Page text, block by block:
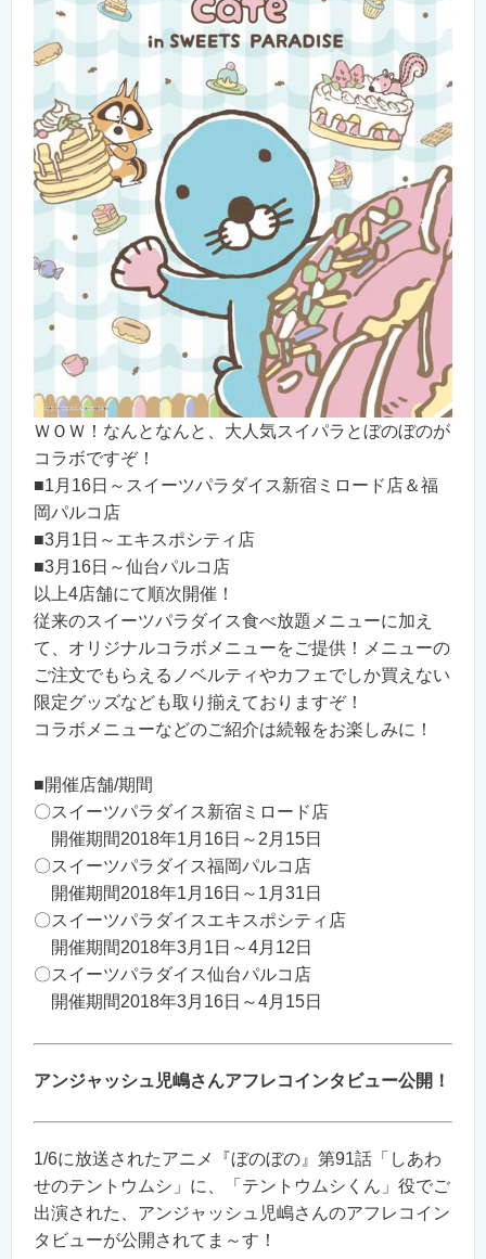
ＷＯＷ！なんとなんと、大人気スイパラとぼのぼのが
コラボですぞ！
■1月16日～スイーツパラダイス新宿ミロード店＆福
岡パルコ店
■3月1日～エキスポシティ店
■3月16日～仙台パルコ店
以上4店舗にて順次開催！
従来のスイーツパラダイス食べ放題メニューに加え
て、オリジナルコラボメニューをご提供！メニューの
ご注文でもらえるノベルティやカフェでしか買えない
限定グッズなども取り揃えておりますぞ！
コラボメニューなどのご紹介は続報をお楽しみに！
■開催店舗/期間
〇スイーツパラダイス新宿ミロード店
開催期間2018年1月16日～2月15日
〇スイーツパラダイス福岡パルコ店
開催期間2018年1月16日～1月31日
〇スイーツパラダイスエキスポシティ店
開催期間2018年3月1日～4月12日
〇スイーツパラダイス仙台パルコ店
開催期間2018年3月16日～4月15日
アンジャッシュ児嶋さんアフレコインタビュー公開！
1/6に放送されたアニメ『ぼのぼの』第91話「しあわ
せのテントウムシ」に、「テントウムシくん」役でご
出演された、アンジャッシュ児嶋さんのアフレコイン
タビューが公開されてま～す！